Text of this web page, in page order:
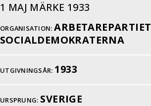
1 MAJ MÄRKE 1933
ORGANISATION: ARBETAREPARTIET
SOCIALDEMOKRATERNA
UTGIVNINGSÅR: 1933
URSPRUNG: SVERIGE